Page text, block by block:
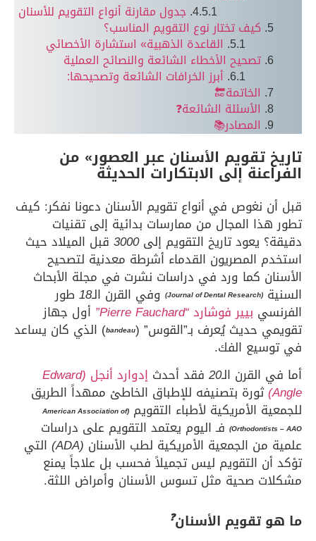
جدول مقارنة أنواع التقويم للأسنان
كيف تختار نوع التقويم المناسب؟
القاعدة الذهبية» استشارة الأخصائي
تصحيح الأخطاء الشائعة والنصائح العملية
أبرز الخرافات الشائعة وتصحيحها:
الخاتمة🔚
الأسئلة الشائعة❓
المصادر📚
تقويم الأسنان عبر العصور» من
إلى الابتكارات الحديثة
نغوص في أنواع تقويم الأسنان دعونا نفكر: كيف
المجال من ممارسات بدائية إلى تقنيات
يعود تاريخ التقويم إلى3000قبل الميلاد حيث
المصريون القدماء أشرطة معدنية لتصحيح
كما ورد في دراسات نشرت في مجلة الأبحاث
وفي القرن الـ 18طور
بيير فوشارد“Pierre Fauchard” أول جهاز
حديث يُعرف بـ”القوس” (bandeau) الذي كان يساعد
الفك.
الـ 20فقد أحدثإدوارد أنجل(Edward
ثورة بتصنيفه للإطباق الخاطئ ممهداً الطريق
الأمريكية لأطباء التقويم (American Association of
فـ اليوم يعتمد التقويم على دراسات
الجمعية الأمريكية لطب الأسنان (ADA) التي
التقويم ليس تجميلاً فحسب بل علاجاً يمنع
صحية مثل تسوس الأسنان وأمراض اللثة.
تقويم الأسنان❓